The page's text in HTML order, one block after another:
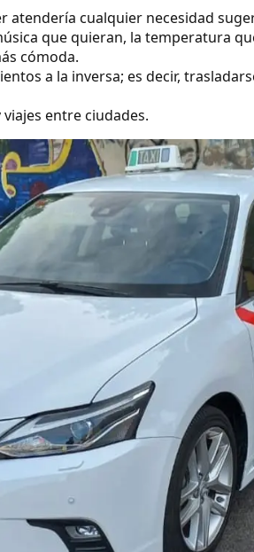
atendería cualquier necesidad
que quieran, la temperatura
cómoda.
a la inversa; es decir,
entre ciudades.